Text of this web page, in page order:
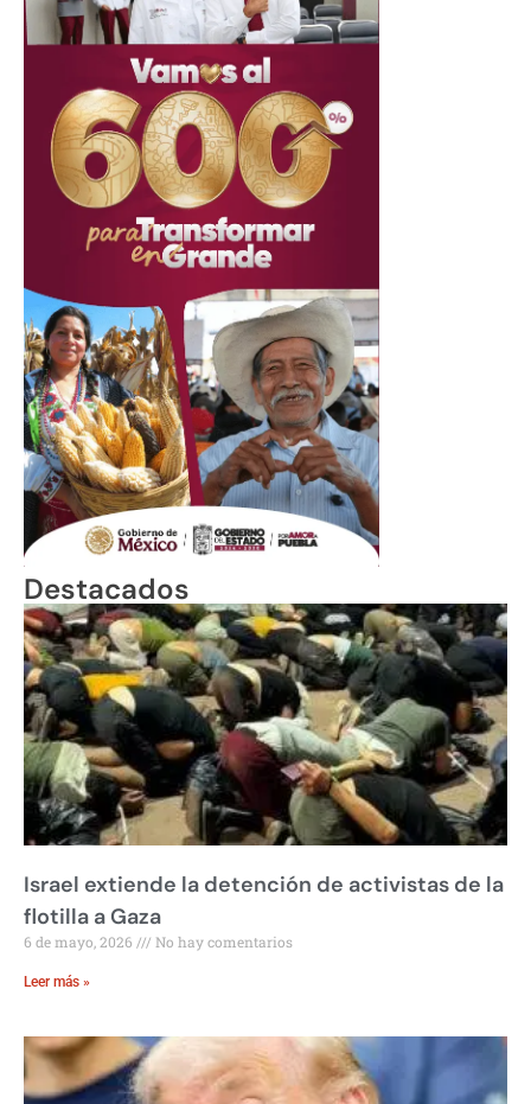
Destacados
Israel extiende la detención de activistas de la
flotilla a Gaza
6 de mayo, 2026 No hay comentarios
Leer más »